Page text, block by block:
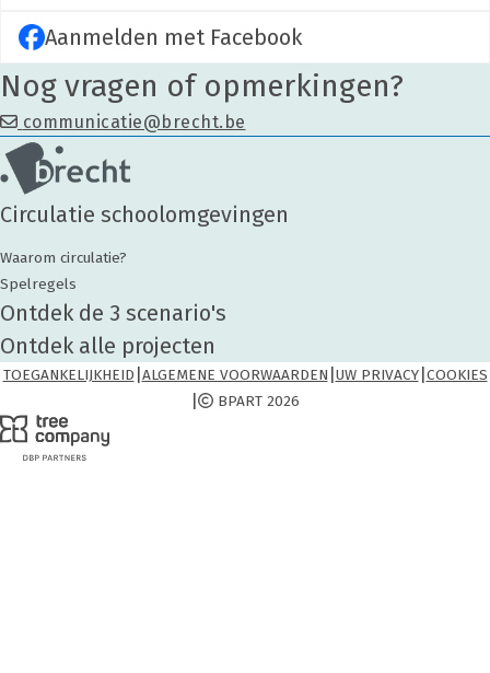
Aanmelden met Facebook
Nog vragen of opmerkingen?
communicatie@brecht.be
Circulatie schoolomgevingen
Waarom circulatie?
Spelregels
Ontdek de 3 scenario's
Ontdek alle projecten
TOEGANKELIJKHEID ALGEMENE VOORWAARDEN UW PRIVACY| COOKIES
| BPART 2026